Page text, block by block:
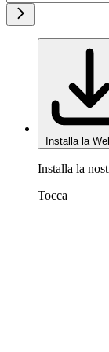
Installa la
Installa la
Tocca